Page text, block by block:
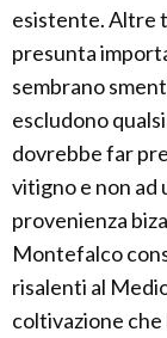
esistente. Altre
presunta
sembrano
escludono
dovrebbe far
vitigno e non ad
provenienza
Montefalco
risalenti al
coltivazione